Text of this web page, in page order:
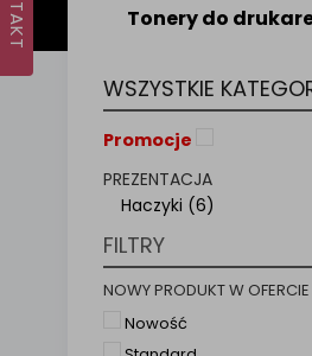
Tonery do
WSZYSTKIE
Promocje
PREZENTACJA
Haczyki (6)
FILTRY
NOWY PRODUKT W OFERCIE
Nowość